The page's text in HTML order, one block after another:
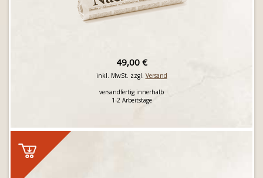
49,00 €
inkl. MwSt. zzgl. Versand
versandfertig innerhalb
1-2 Arbeitstage